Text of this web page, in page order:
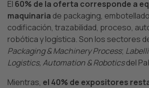
El 60% de la oferta corresponde a
maquinaria de packaging,
codificación, trazabilidad, proceso,
robótica y logística. Son los sectores
Packaging & Machinery Process;
Logistics, Automation & Roboticsdel
Mientras, el 40% de expositores